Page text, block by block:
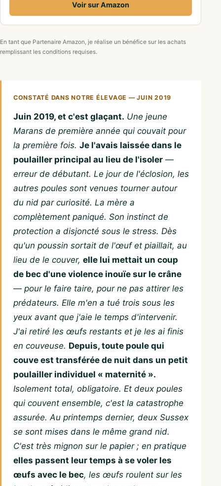
Voir sur Amazon
En tant que Partenaire Amazon, je réalise un bénéfice sur les achats
remplissant les conditions requises.
CONSTATÉ DANS NOTRE ÉLEVAGE — JUIN 2019
Juin 2019, et c'est glaçant. Une jeune
Marans de première année qui couvait pour
la première fois. Je l'avais laissée dans le
poulailler principal au lieu de l'isoler —
erreur de débutant. Le jour de l'éclosion, les
autres poules sont venues tourner autour
du nid par curiosité. La mère a
complètement paniqué. Son instinct de
protection a disjoncté sous le stress. Dès
qu'un poussin sortait de l'œuf et piaillait, au
lieu de le couver, elle lui mettait un coup
de bec d'une violence inouïe sur le crâne
— pour le faire taire, pour ne pas attirer les
prédateurs. Elle m'en a tué trois sous les
yeux avant que j'aie le temps d'intervenir.
J'ai retiré les œufs restants et je les ai finis
en couveuse. Depuis, toute poule qui
couve est transférée de nuit dans un petit
poulailler individuel « maternité ».
Isolement total, obligatoire. Et deux poules
qui couvent ensemble, c'est la catastrophe
assurée. Au printemps dernier, deux Sussex
se sont mises dans le même grand nid.
C'est très mignon sur le papier ; en pratique
elles passent leur temps à se voler les
œufs avec le bec, les œufs roulent sur les